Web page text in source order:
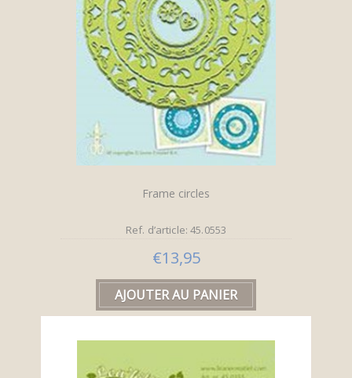
Frame circles
Ref. d’article: 45.0553
€13,95